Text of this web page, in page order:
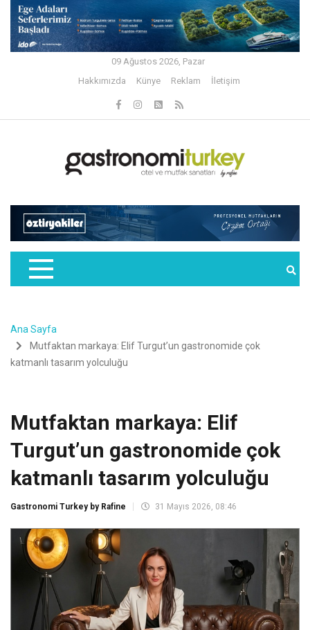
09 Ağustos 2026, Pazar
Hakkımızda
Künye Reklam İletişim
Ana Sayfa
Mutfaktan markaya: Elif Turgut’un gastronomide çok
katmanlı tasarım yolculuğu
Mutfaktan markaya: Elif
Turgut’un gastronomide çok
katmanlı tasarım yolculuğu
Gastronomi Turkey by Rafine 31 Mayıs 2026, 08:46